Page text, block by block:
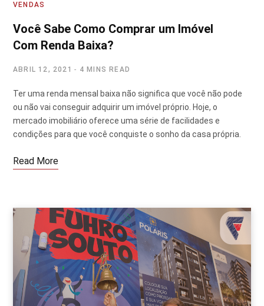
VENDAS
Você Sabe Como Comprar um Imóvel
Com Renda Baixa?
ABRIL 12, 2021 4 MINS READ
Ter uma renda mensal baixa não significa que você não pode
ou não vai conseguir adquirir um imóvel próprio. Hoje, o
mercado imobiliário oferece uma série de facilidades e
condições para que você conquiste o sonho da casa própria.
Read More